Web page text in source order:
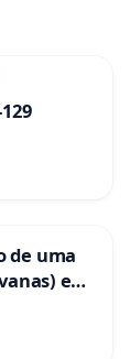
de uma
em